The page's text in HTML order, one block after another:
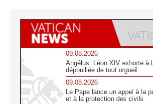
09.08.2026
Angélus: Léon XIV exhorte à
dépouillée de tout orgueil
09.08.2026
Le Pape lance un appel à la
et à la protection des civils